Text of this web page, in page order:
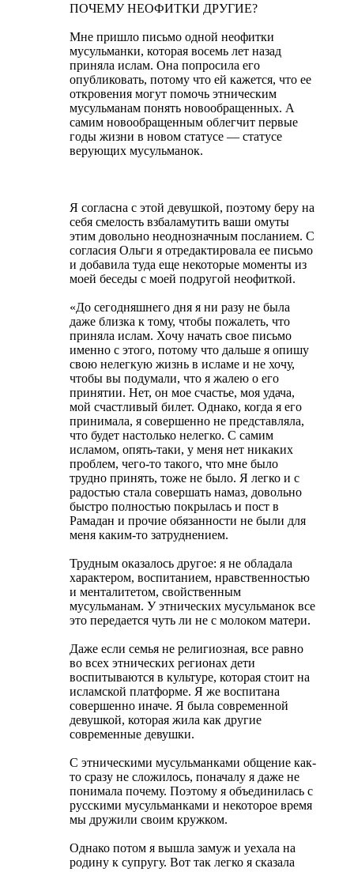
ПОЧЕМУ НЕОФИТКИ ДРУГИЕ?
Мне пришло письмо одной неофитки
мусульманки, которая восемь лет назад
приняла ислам. Она попросила его
опубликовать, потому что ей кажется, что ее
откровения могут помочь этническим
мусульманам понять новообращенных. А
самим новообращенным облегчит первые
годы жизни в новом статусе — статусе
верующих мусульманок.
Я согласна с этой девушкой, поэтому беру на
себя смелость взбаламутить ваши омуты
этим довольно неоднозначным посланием. С
согласия Ольги я отредактировала ее письмо
и добавила туда еще некоторые моменты из
моей беседы с моей подругой неофиткой.
«До сегодняшнего дня я ни разу не была
даже близка к тому, чтобы пожалеть, что
приняла ислам. Хочу начать свое письмо
именно с этого, потому что дальше я опишу
свою нелегкую жизнь в исламе и не хочу,
чтобы вы подумали, что я жалею о его
принятии. Нет, он мое счастье, моя удача,
мой счастливый билет. Однако, когда я его
принимала, я совершенно не представляла,
что будет настолько нелегко. С самим
исламом, опять-таки, у меня нет никаких
проблем, чего-то такого, что мне было
трудно принять, тоже не было. Я легко и с
радостью стала совершать намаз, довольно
быстро полностью покрылась и пост в
Рамадан и прочие обязанности не были для
меня каким-то затруднением.
Трудным оказалось другое: я не обладала
характером, воспитанием, нравственностью
и менталитетом, свойственным
мусульманам. У этнических мусульманок все
это передается чуть ли не с молоком матери.
Даже если семья не религиозная, все равно
во всех этнических регионах дети
воспитываются в культуре, которая стоит на
исламской платформе. Я же воспитана
совершенно иначе. Я была современной
девушкой, которая жила как другие
современные девушки.
С этническими мусульманками общение как-
то сразу не сложилось, поначалу я даже не
понимала почему. Поэтому я объединилась с
русскими мусульманками и некоторое время
мы дружили своим кружком.
Однако потом я вышла замуж и уехала на
родину к супругу. Вот так легко я сказала